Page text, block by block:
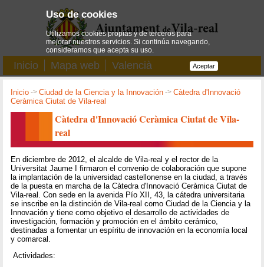
Inicio Mapa web Valencià
Inicio ->Ciudad de la Ciencia y la Innovación ->Càtedra d'Innovació
Ceràmica Ciutat de Vila-real
Càtedra d'Innovació Ceràmica Ciutat de Vila-
real
En diciembre de 2012, el alcalde de Vila-real y el rector de la
Universitat Jaume I firmaron el convenio de colaboración que supone
la implantación de la universidad castellonense en la ciudad, a través
de la puesta en marcha de la Càtedra d'Innovació Ceràmica Ciutat de
Vila-real. Con sede en la avenida Pío XII, 43, la cátedra universitaria
se inscribe en la distinción de Vila-real como Ciudad de la Ciencia y la
Innovación y tiene como objetivo el desarrollo de actividades de
investigación, formación y promoción en el ámbito cerámico,
destinadas a fomentar un espíritu de innovación en la economía local
y comarcal.
Actividades:
Uso de cookies
Utilizamos cookies propias y de terceros para
mejorar nuestros servicios. Si continúa navegando,
consideramos que acepta su uso.
Aceptar